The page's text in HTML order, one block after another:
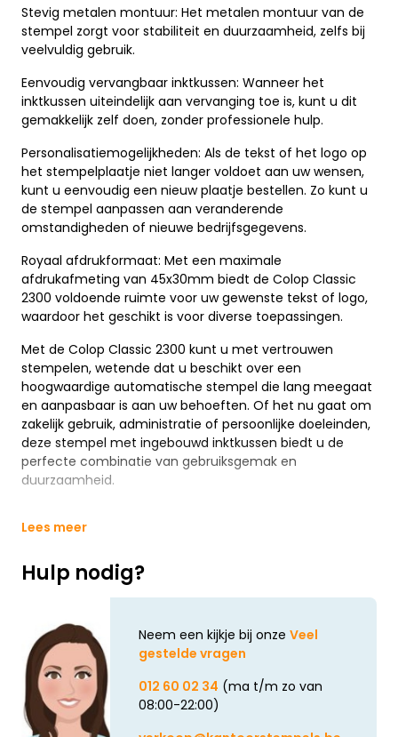
Stevig metalen montuur: Het metalen montuur van de
stempel zorgt voor stabiliteit en duurzaamheid, zelfs bij
veelvuldig gebruik.
Eenvoudig vervangbaar inktkussen: Wanneer het
inktkussen uiteindelijk aan vervanging toe is, kunt u dit
gemakkelijk zelf doen, zonder professionele hulp.
Personalisatiemogelijkheden: Als de tekst of het logo op
het stempelplaatje niet langer voldoet aan uw wensen,
kunt u eenvoudig een nieuw plaatje bestellen. Zo kunt u
de stempel aanpassen aan veranderende
omstandigheden of nieuwe bedrijfsgegevens.
Royaal afdrukformaat: Met een maximale
afdrukafmeting van 45x30mm biedt de Colop Classic
2300 voldoende ruimte voor uw gewenste tekst of logo,
waardoor het geschikt is voor diverse toepassingen.
Met de Colop Classic 2300 kunt u met vertrouwen
stempelen, wetende dat u beschikt over een
hoogwaardige automatische stempel die lang meegaat
en aanpasbaar is aan uw behoeften. Of het nu gaat om
zakelijk gebruik, administratie of persoonlijke doeleinden,
deze stempel met ingebouwd inktkussen biedt u de
perfecte combinatie van gebruiksgemak en
duurzaamheid.
Lees meer
Hulp nodig?
Neem een kijkje bij onze Veel
gestelde vragen
012 60 02 34 (ma t/m zo van
08:00-22:00)